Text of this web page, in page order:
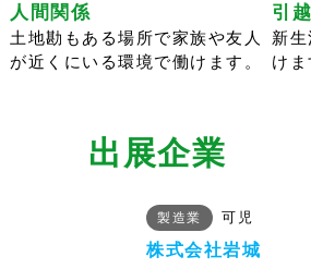
人間関係
土地勘もある場所で家族や友人
が近くにいる環境で働けます。
引
新
けま
出展企業
製造業 可児
株式会社岩城